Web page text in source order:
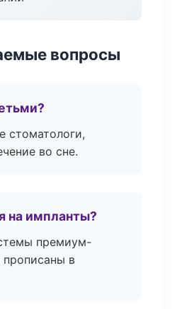
вопросы
стоматологи,
во сне.
на импланты?
премиум-
прописаны в